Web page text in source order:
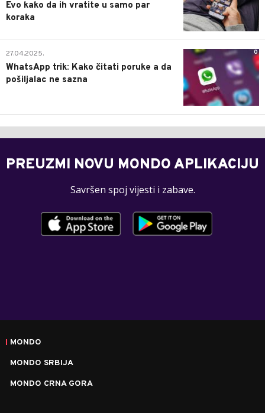
Evo kako da ih vratite u samo par
koraka
0
27.04.2025.
WhatsApp trik: Kako čitati poruke a da
pošiljalac ne sazna
PREUZMI NOVU MONDO APLIKACIJU
Savršen spoj vijesti i zabave.
MONDO
MONDO SRBIJA
MONDO CRNA GORA